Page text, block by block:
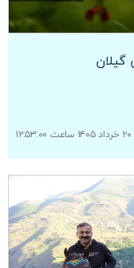
۲۰ خرداد ۱۴۰۵ ساعت ۱۲:۵۳:۰۰